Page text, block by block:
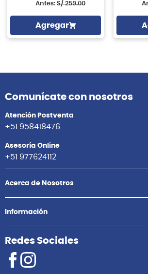
Antes: S/ 259.00
Agregar
Comunícate con nosotros
Atención Postventa
+51 958418476
Asesoría Online
+51 977624112
Acerca de Nosotros
Información
Redes Sociales